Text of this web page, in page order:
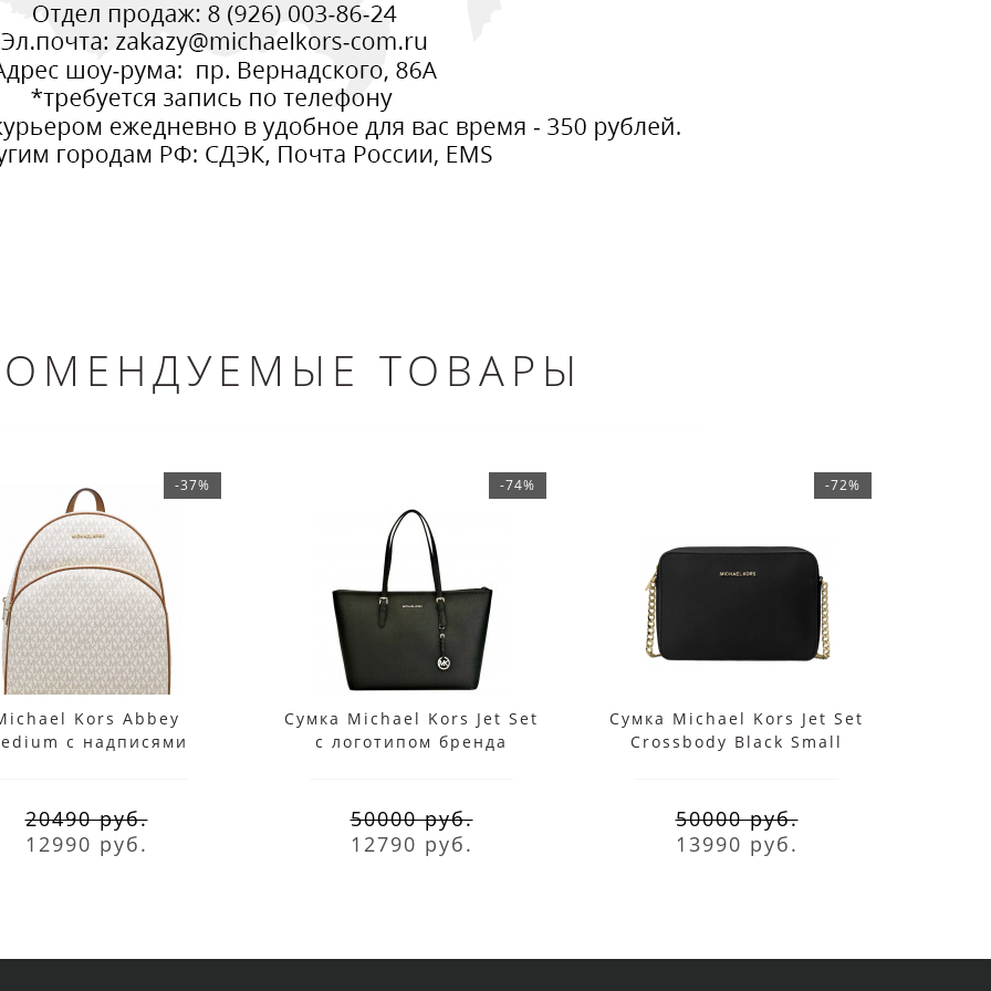
ТОВАРЫ
-37%
Kors Abbey
с надписями
20490 руб.
12990 руб.
-74%
Сумка Michael Kors Jet Set
с логотипом бренда
50000 руб.
12790 руб.
-72%
Сумка Michael Kors Jet Set
Crossbody Black Small
50000 руб.
13990 руб.